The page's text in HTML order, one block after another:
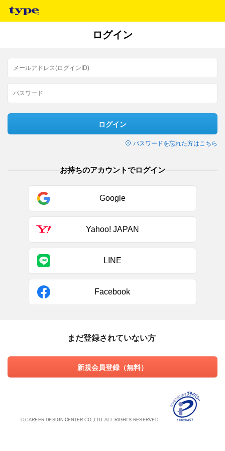
ログイン
ログイン
パスワードを忘れた方はこちら
お持ちのアカウントでログイン
Google
Yahoo! JAPAN
LINE
Facebook
まだ登録されていない方
新規会員登録（無料）
© CAREER DESIGN CENTER CO.,LTD. ALL RIGHTS RESERVED